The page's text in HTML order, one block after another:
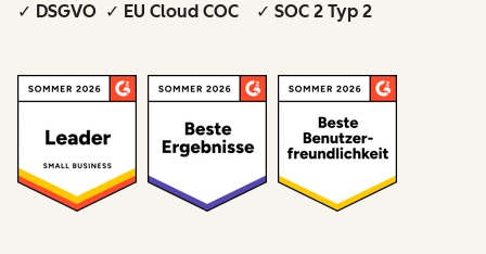
✓ DSGVO ✓ EU Cloud COC ✓ SOC 2 Typ 2